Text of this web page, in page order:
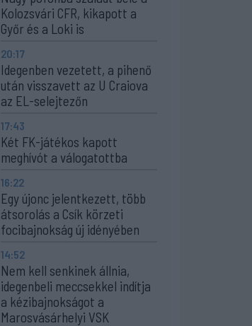
Kolozsvári CFR, kikapott a
Győr és a Loki is
20:17
Idegenben vezetett, a pihenő
után visszavett az U Craiova
az EL-selejtezőn
17:43
Két FK-játékos kapott
meghívót a válogatottba
16:22
Egy újonc jelentkezett, több
átsorolás a Csík körzeti
focibajnokság új idényében
14:52
Nem kell senkinek állnia,
idegenbeli meccsekkel indítja
a kézibajnokságot a
Marosvásárhelyi VSK